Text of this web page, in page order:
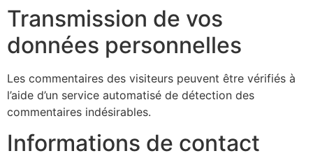
Transmission de vos
données personnelles
Les commentaires des visiteurs peuvent être vérifiés à
l’aide d’un service automatisé de détection des
commentaires indésirables.
Informations de contact